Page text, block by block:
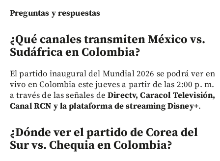
Preguntas y respuestas
¿Qué canales transmiten México vs.
Sudáfrica en Colombia?
El partido inaugural del Mundial 2026 se podrá ver en
vivo en Colombia este jueves a partir de las 2:00 p. m.
a través de las señales deDirectv, Caracol Televisión,
Canal RCN y la plataforma de streaming Disney+.
¿Dónde ver el partido de Corea del
Sur vs. Chequia en Colombia?